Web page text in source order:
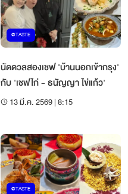
@TASTE
นัดดวลสองเชฟ 'บ้านนอกเข้ากรุง'
กับ 'เชฟไก่ - ธนัญญา ไข่แก้ว'
13 มี.ค. 2569 | 8:15
@TASTE